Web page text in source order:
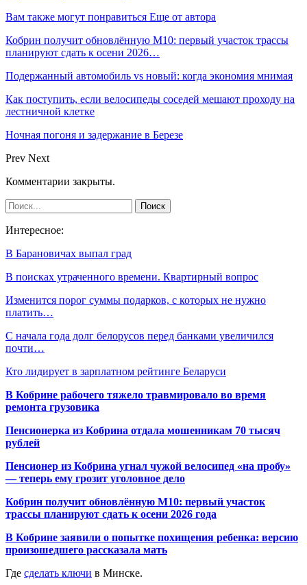
Вам также могут понравиться Еще от автора
Кобрин получит обновлённую М10: первый участок трассы
планируют сдать к осени 2026…
Подержанный автомобиль vs новый: когда экономия мнимая
Как поступить, если велосипеды соседей мешают проходу на
лестничной клетке
Ночная погоня и задержание в Березе
Prev Next
Комментарии закрыты.
Интересное:
В Барановичах выпал град
В поисках утраченного времени. Квартирный вопрос
Изменится порог суммы подарков, с которых не нужно
платить…
С начала года долг белорусов перед банками увеличился
почти…
Кто лидирует в зарплатном рейтинге Беларуси
В Кобрине рабочего тяжело травмировало во время
ремонта грузовика
Пенсионерка из Кобрина отдала мошенникам 70 тысяч
рублей
Пенсионер из Кобрина угнал чужой велосипед «на пробу»
— теперь ему грозит уголовное дело
Кобрин получит обновлённую М10: первый участок
трассы планируют сдать к осени 2026 года
В Кобрине заявили о попытке похищения ребенка: версию
произошедшего рассказала мать
Где сделать ключи в Минске.